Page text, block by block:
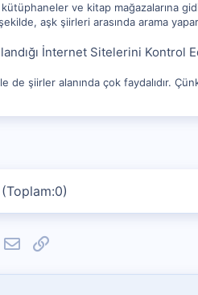
ve kitap mağazalarına
şekilde, aşk şiirleri arasında arama
İnternet Sitelerini Kontrol
de şiirler alanında çok faydalıdır.
E-postaLink